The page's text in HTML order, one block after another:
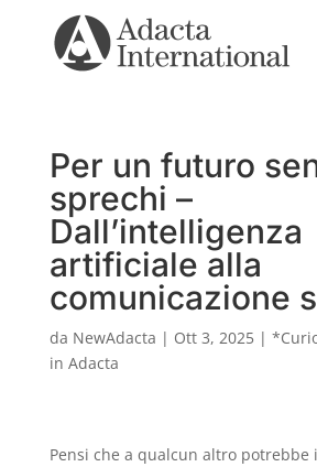
Per un futuro
sprechi –
Dall’intelligenza
artificiale alla
comunicazione
da NewAdacta | Ott 3, 2025|
in Adacta
Pensi che a qualcun altro potrebbe